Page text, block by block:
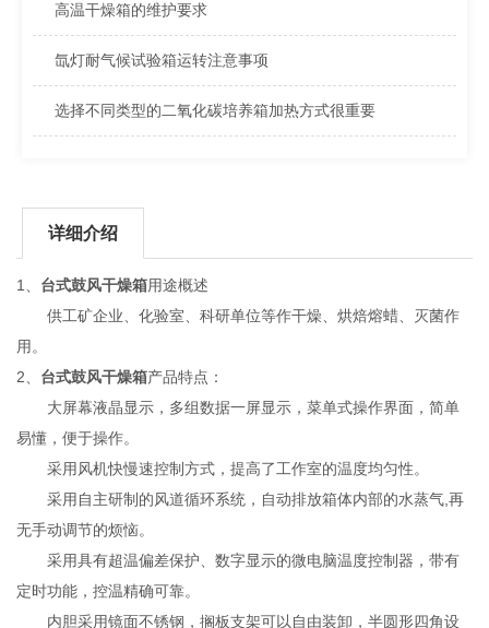
高温干燥箱的维护要求
氙灯耐气候试验箱运转注意事项
选择不同类型的二氧化碳培养箱加热方式很重要
详细介绍
1、 台式鼓风干燥箱用途概述
供工矿企业、化验室、科研单位等作干燥、烘焙熔蜡、灭菌作
用。
2、 台式鼓风干燥箱产品特点：
大屏幕液晶显示，多组数据一屏显示，菜单式操作界面，简单
易懂，便于操作。
采用风机快慢速控制方式，提高了工作室的温度均匀性。
采用自主研制的风道循环系统，自动排放箱体内部的水蒸气,再
无手动调节的烦恼。
采用具有超温偏差保护、数字显示的微电脑温度控制器，带有
定时功能，控温精确可靠。
内胆采用镜面不锈钢，搁板支架可以自由装卸，半圆形四角设